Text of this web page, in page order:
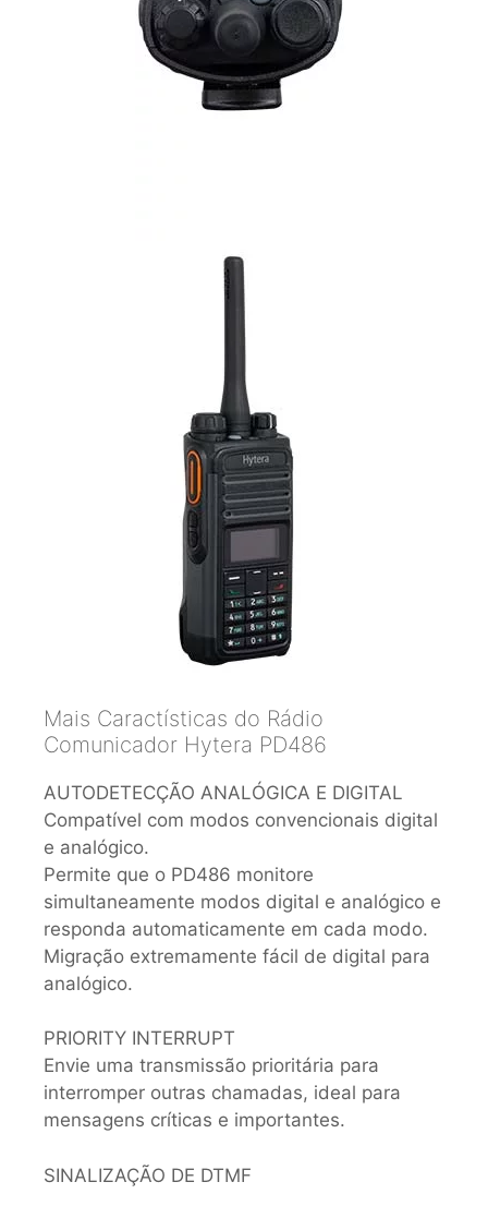
Mais Caractísticas do Rádio
Comunicador Hytera PD486
AUTODETECÇÃO ANALÓGICA E DIGITAL
Compatível com modos convencionais digital
e analógico.
Permite que o PD486 monitore
simultaneamente modos digital e analógico e
responda automaticamente em cada modo.
Migração extremamente fácil de digital para
analógico.
PRIORITY INTERRUPT
Envie uma transmissão prioritária para
interromper outras chamadas, ideal para
mensagens críticas e importantes.
SINALIZAÇÃO DE DTMF